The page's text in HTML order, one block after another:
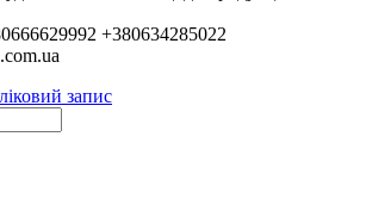
+380634285022
запис
та клієнти!